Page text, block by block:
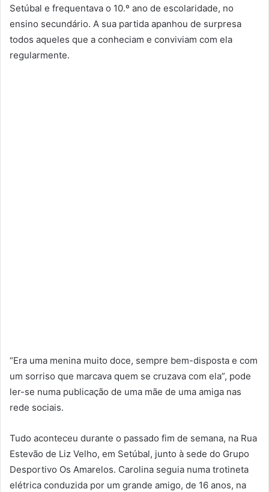
Setúbal e frequentava o 10.º ano de escolaridade, no
ensino secundário. A sua partida apanhou de surpresa
todos aqueles que a conheciam e conviviam com ela
regularmente.
“Era uma menina muito doce, sempre bem-disposta e com
um sorriso que marcava quem se cruzava com ela”, pode
ler-se numa publicação de uma mãe de uma amiga nas
rede sociais.
Tudo aconteceu durante o passado fim de semana, na Rua
Estevão de Liz Velho, em Setúbal, junto à sede do Grupo
Desportivo Os Amarelos. Carolina seguia numa trotineta
elétrica conduzida por um grande amigo, de 16 anos, na